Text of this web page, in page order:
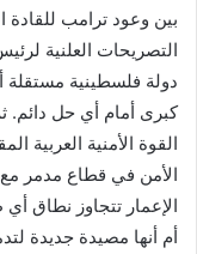
بين وعود ترامب
التصريحات العلنية
دولة فلسطينية مستقلة
كبرى أمام أي حل دائم.
القوة الأمنية
الأمن في قطاع مدمر
الإعمار تتجاوز نطاق
أم أنها مصيدة جديدة